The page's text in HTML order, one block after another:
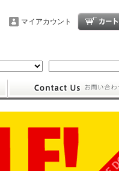
マイアカウント